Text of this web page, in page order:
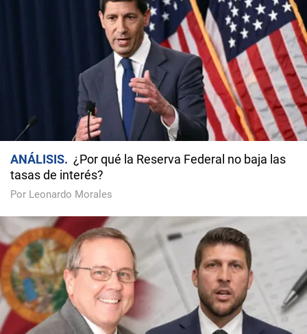
ANÁLISIS
¿Por qué la Reserva Federal no baja las
tasas de interés?
Por Leonardo Morales